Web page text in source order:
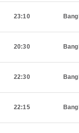
23:10
20:30
22:30
22:15